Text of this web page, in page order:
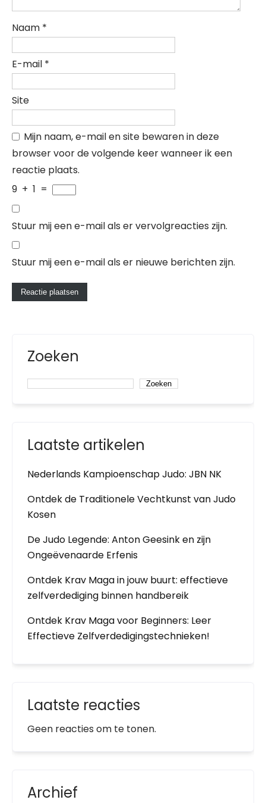
Naam *
E-mail *
Site
Mijn naam, e-mail en site bewaren in deze
browser voor de volgende keer wanneer ik een
reactie plaats.
9 + 1 =
Stuur mij een e-mail als er vervolgreacties zijn.
Stuur mij een e-mail als er nieuwe berichten zijn.
Zoeken
Zoeken
Laatste artikelen
Nederlands Kampioenschap Judo: JBN NK
Ontdek de Traditionele Vechtkunst van Judo
Kosen
De Judo Legende: Anton Geesink en zijn
Ongeëvenaarde Erfenis
Ontdek Krav Maga in jouw buurt: effectieve
zelfverdediging binnen handbereik
Ontdek Krav Maga voor Beginners: Leer
Effectieve Zelfverdedigingstechnieken!
Laatste reacties
Geen reacties om te tonen.
Archief